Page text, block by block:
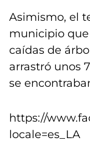
Asimismo, el
municipio que
caídas de
arrastró unos
se
https://
locale=es_LA